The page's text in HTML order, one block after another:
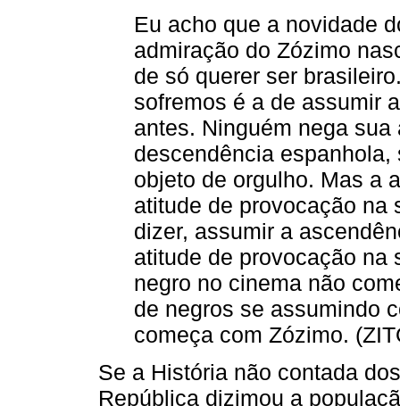
Eu acho que a novidade
admiração do Zózimo
de só querer ser
sofremos é a de assumir
antes. Ninguém nega
descendência
objeto de orgulho. Mas a
atitude de provocação na
dizer, assumir a
atitude de provocação na
negro no cinema não
de negros se assumindo
começa com Zózimo.
Se a História não contada
República dizimou a